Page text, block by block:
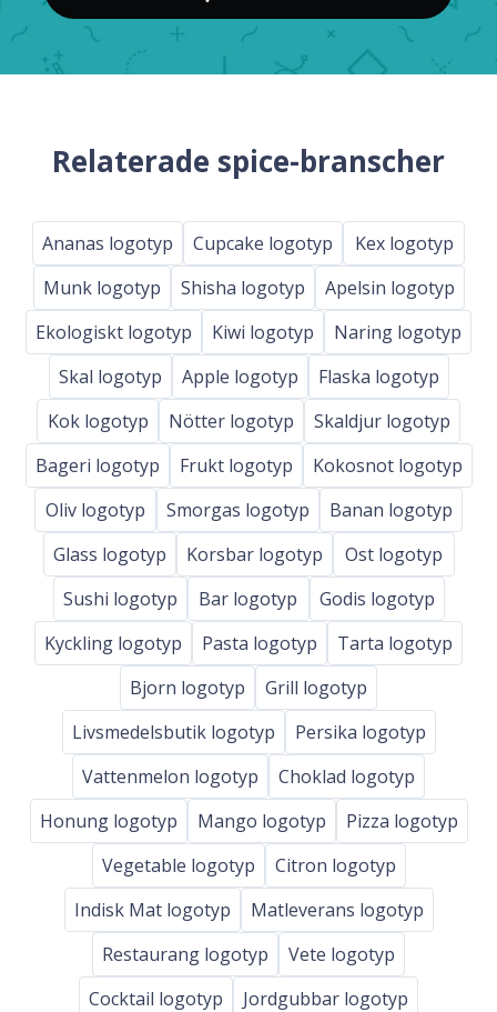
Relaterade spice-branscher
Ananas logotyp Cupcake logotyp
Kex logotyp
Munk logotyp
Shisha logotyp
Apelsin logotyp
Ekologiskt logotyp
Kiwi logotyp
Naring logotyp
Skal logotyp
Apple logotyp
Flaska logotyp
Kok logotyp
Nötter logotyp
Skaldjur logotyp
Bageri logotyp
Frukt logotyp
Kokosnot logotyp
Oliv logotyp
Smorgas logotyp
Banan logotyp
Glass logotyp
Korsbar logotyp
Ost logotyp
Sushi logotyp
Bar logotyp
Godis logotyp
Kyckling logotyp
Pasta logotyp
Tarta logotyp
Bjorn logotyp
Grill logotyp
Livsmedelsbutik logotyp
Persika logotyp
Vattenmelon logotyp
Choklad logotyp
Honung logotyp
Mango logotyp
Pizza logotyp
Vegetable logotyp
Citron logotyp
Indisk Mat logotyp
Matleverans logotyp
Restaurang logotyp
Vete logotyp
Cocktail logotyp
Jordgubbar logotyp